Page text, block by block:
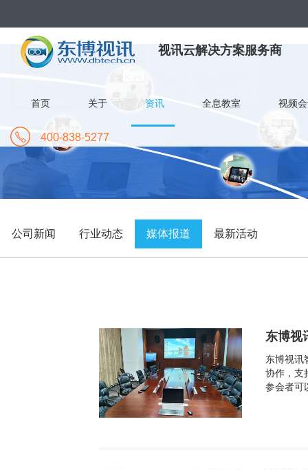
视讯云解决方案服务商
首页 关于 资讯 全息教室 视频
400-838-5277
公司新闻 行业动态 媒体报道 最新活动
东博视
东博视讯
协作，支
参会者可